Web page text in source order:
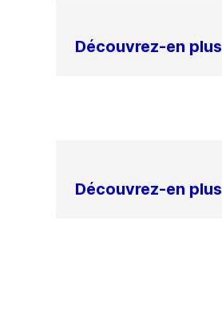
Découvrez-en plus
Découvrez-en plus